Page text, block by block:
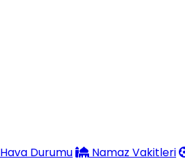
Hava Durumu Namaz Vakitleri